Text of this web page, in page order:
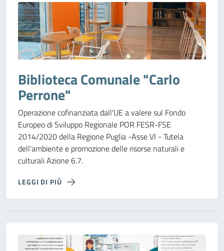
Biblioteca Comunale "Carlo
Perrone"
Operazione cofinanziata dall'UE a valere sul Fondo
Europeo di Sviluppo Regionale POR FESR-FSE
2014/2020 della Regione Puglia -Asse VI - Tutela
dell'ambiente e promozione delle risorse naturali e
culturali Azione 6.7.
LEGGI DI PIÙ